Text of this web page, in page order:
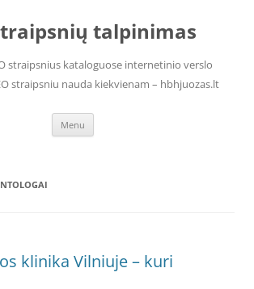
talpinimas
straipsnius kataloguose internetinio verslo
straipsniu nauda kiekvienam – hbhjuozas.lt
Menu
klinika Vilniuje – kuri